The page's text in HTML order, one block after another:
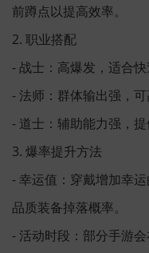
前蹲点以提高效率。
2. 职业搭配
- 战士：高爆发，适合快
- 法师：群体输出强，可
- 道士：辅助能力强，提
3. 爆率提升方法
- 幸运值：穿戴增加幸
品质装备掉落概率。
- 活动时段：部分手游